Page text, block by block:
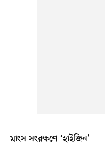
মাংস সংরক্ষণে ‘হাইজিন’